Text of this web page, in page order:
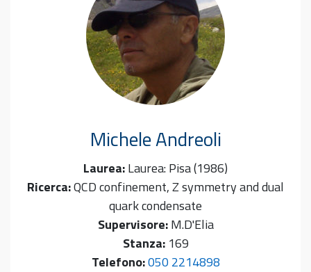
MicheleAndreoli
Laurea:Laurea: Pisa (1986)
Ricerca:QCD confinement, Z symmetry and dual
quark condensate
Supervisore: M.D'Elia
Stanza: 169
Telefono:050 2214898